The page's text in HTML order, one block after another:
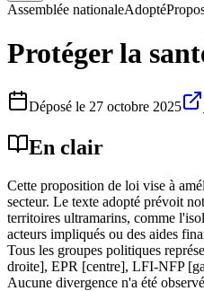
Assemblée nationaleAdopté
Protéger la
Déposé le 27 octobre 2025
En clair
Cette proposition de loi vise à
secteur. Le texte adopté prévoit
territoires ultramarins, comme
acteurs impliqués ou des aides
Tous les groupes politiques
droite], EPR [centre], LFI-NFP
Aucune divergence n'a été